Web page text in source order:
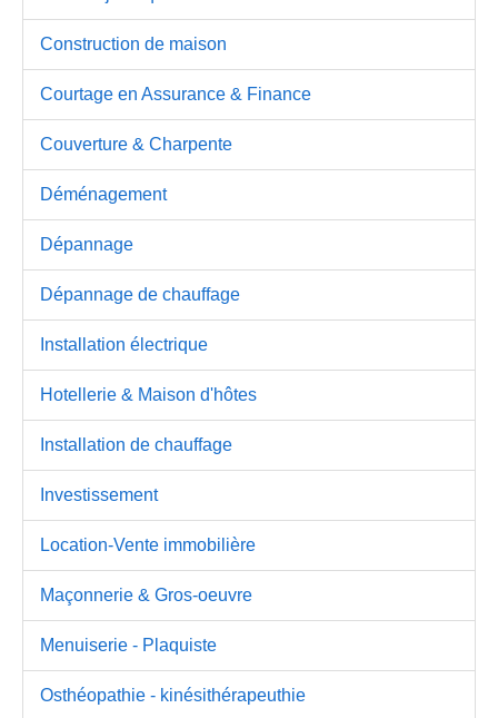
Construction de maison
Courtage en Assurance & Finance
Couverture & Charpente
Déménagement
Dépannage
Dépannage de chauffage
Installation électrique
Hotellerie & Maison d'hôtes
Installation de chauffage
Investissement
Location-Vente immobilière
Maçonnerie & Gros-oeuvre
Menuiserie - Plaquiste
Osthéopathie - kinésithérapeuthie